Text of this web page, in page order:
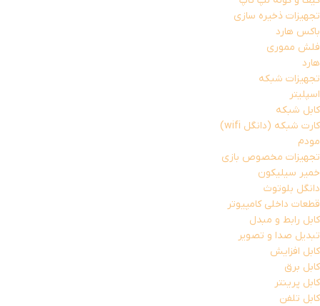
تجهیزات ذخیره سازی
باکس هارد
فلش مموری
هارد
تجهیزات شبکه
اسپلیتر
کابل شبکه
کارت شبکه (دانگل wifi)
مودم
تجهیزات مخصوص بازی
خمیر سیلیکون
دانگل بلوتوث
قطعات داخلی کامپیوتر
کابل رابط و مبدل
تبدیل صدا و تصویر
کابل افزایش
کابل برق
کابل پرینتر
کابل تلفن